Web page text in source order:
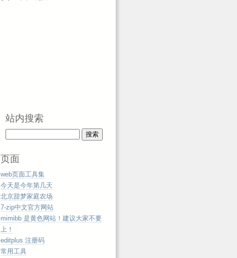
站内搜索
页面
web页面工具集
今天是今年第几天
北京甜梦家庭农场
7-zip中文官方网站
mimibb 是黄色网站！建议大家不要
上！
editplus 注册码
常用工具